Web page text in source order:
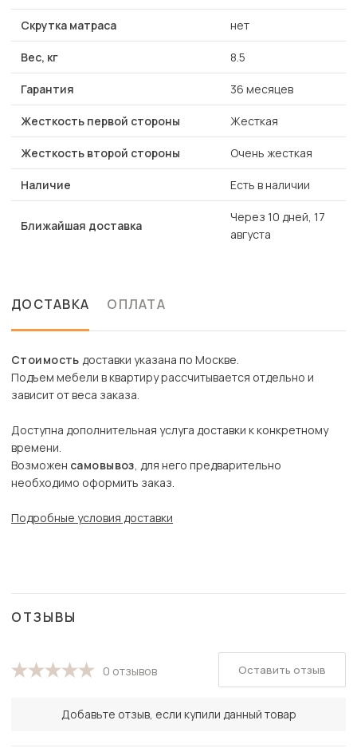
Скрутка матраса нет
Вес, кг 8.5
Гарантия 36 месяцев
Жесткость первой стороны Жесткая
Жесткость второй стороны Очень жесткая
Наличие Есть в наличии
Ближайшая доставка
Через 10 дней, 17
августа
ДОСТАВКА ОПЛАТА
Стоимость доставки указана по Москве.
Подъем мебели в квартиру рассчитывается отдельно и
зависит от веса заказа.
Доступна дополнительная услуга доставки к конкретному
времени.
Возможен самовывоз, для него предварительно
необходимо оформить заказ.
Подробные условия доставки
ОТЗЫВЫ
0 отзывов
Добавьте отзыв, если купили данный товар
Оставить отзыв